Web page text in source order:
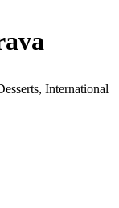
International